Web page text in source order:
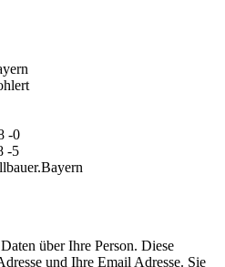
-0
-5
über Ihre Person. Diese
und Ihre Email Adresse. Sie